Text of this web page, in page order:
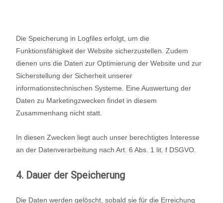
Die Speicherung in Logfiles erfolgt, um die
Funktionsfähigkeit der Website sicherzustellen. Zudem
dienen uns die Daten zur Optimierung der Website und zur
Sicherstellung der Sicherheit unserer
informationstechnischen Systeme. Eine Auswertung der
Daten zu Marketingzwecken findet in diesem
Zusammenhang nicht statt.
In diesen Zwecken liegt auch unser berechtigtes Interesse
an der Datenverarbeitung nach Art. 6 Abs. 1 lit. f DSGVO.
4. Dauer der Speicherung
Die Daten werden gelöscht, sobald sie für die Erreichung